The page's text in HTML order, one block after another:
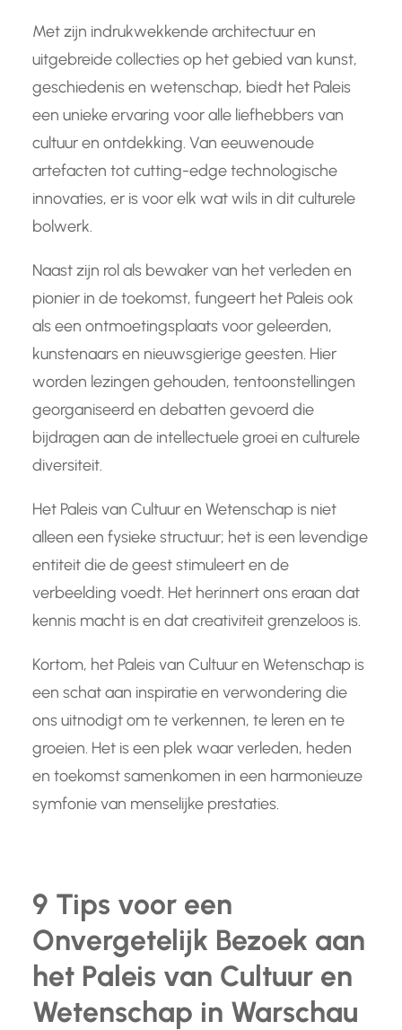
Met zijn indrukwekkende architectuur en
uitgebreide collecties op het gebied van kunst,
geschiedenis en wetenschap, biedt het Paleis
een unieke ervaring voor alle liefhebbers van
cultuur en ontdekking. Van eeuwenoude
artefacten tot cutting-edge technologische
innovaties, er is voor elk wat wils in dit culturele
bolwerk.
Naast zijn rol als bewaker van het verleden en
pionier in de toekomst, fungeert het Paleis ook
als een ontmoetingsplaats voor geleerden,
kunstenaars en nieuwsgierige geesten. Hier
worden lezingen gehouden, tentoonstellingen
georganiseerd en debatten gevoerd die
bijdragen aan de intellectuele groei en culturele
diversiteit.
Het Paleis van Cultuur en Wetenschap is niet
alleen een fysieke structuur; het is een levendige
entiteit die de geest stimuleert en de
verbeelding voedt. Het herinnert ons eraan dat
kennis macht is en dat creativiteit grenzeloos is.
Kortom, het Paleis van Cultuur en Wetenschap is
een schat aan inspiratie en verwondering die
ons uitnodigt om te verkennen, te leren en te
groeien. Het is een plek waar verleden, heden
en toekomst samenkomen in een harmonieuze
symfonie van menselijke prestaties.
9 Tips voor een
Onvergetelijk Bezoek aan
het Paleis van Cultuur en
Wetenschap in Warschau